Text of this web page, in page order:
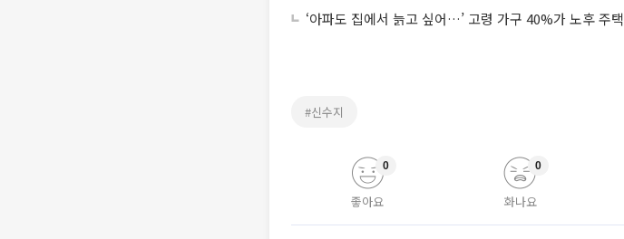
‘아파도 집에서 늙고 싶어…’ 고령 가구 40%가 노후 주택
#신수지
좋아요
0
화나요
0